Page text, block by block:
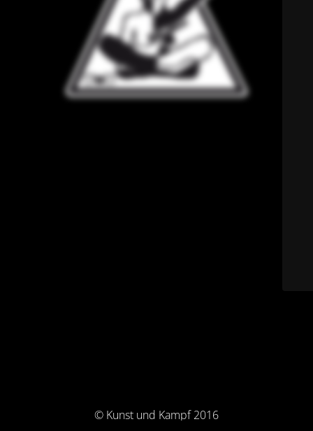
© Kunst und Kampf 2016